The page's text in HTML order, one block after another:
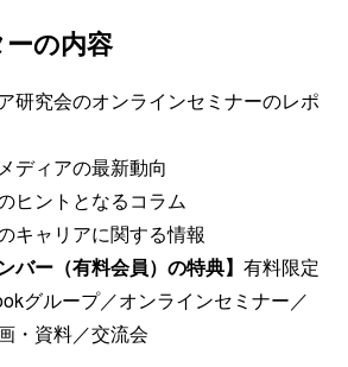
の内容
研究会のオンラインセミナーのレポ
ディアの最新動向
ヒントとなるコラム
キャリアに関する情報
バー（有料会員）の特典】 有料限定
グループ／オンラインセミナー／
・資料／交流会